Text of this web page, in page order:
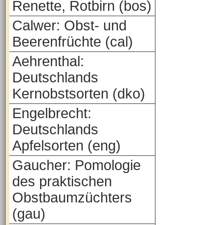
Renette, Rotbirn (bos)
Calwer: Obst- und
Beerenfrüchte (cal)
Aehrenthal:
Deutschlands
Kernobstsorten (dko)
Engelbrecht:
Deutschlands
Apfelsorten (eng)
Gaucher: Pomologie
des praktischen
Obstbaumzüchters
(gau)